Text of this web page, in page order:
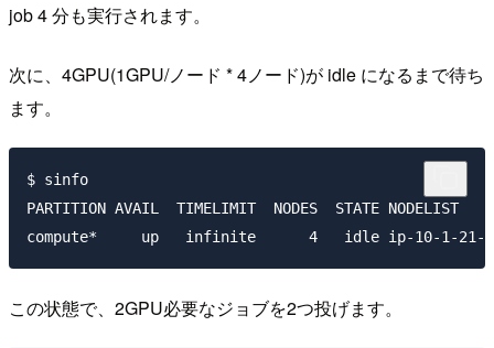
job 4 分も実行されます。
次に、4GPU(1GPU/ノード * 4ノード)が idle になるまで待ち
ます。
$ sinfo
PARTITION AVAIL  TIMELIMIT  NODES  STATE NODELIST
この状態で、2GPU必要なジョブを2つ投げます。